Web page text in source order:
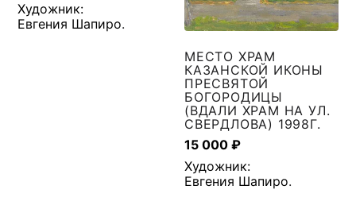
Художник:
Евгения Шапиро.
МЕСТО ХРАМ
КАЗАНСКОЙ ИКОНЫ
ПРЕСВЯТОЙ
БОГОРОДИЦЫ
(ВДАЛИ ХРАМ НА УЛ.
СВЕРДЛОВА) 1998Г.
15 000₽
Художник:
Евгения Шапиро.